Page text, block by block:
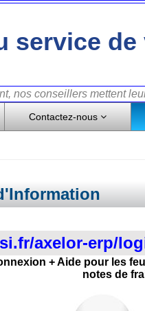
service
nos conseillers mettent
Contactez-nous
axelor-erp/
+ Aide pour les
notes de